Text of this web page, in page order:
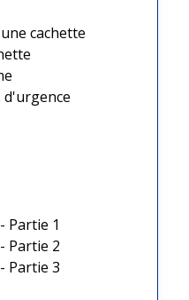
cachette
d'urgence
Partie 1
Partie 2
Partie 3